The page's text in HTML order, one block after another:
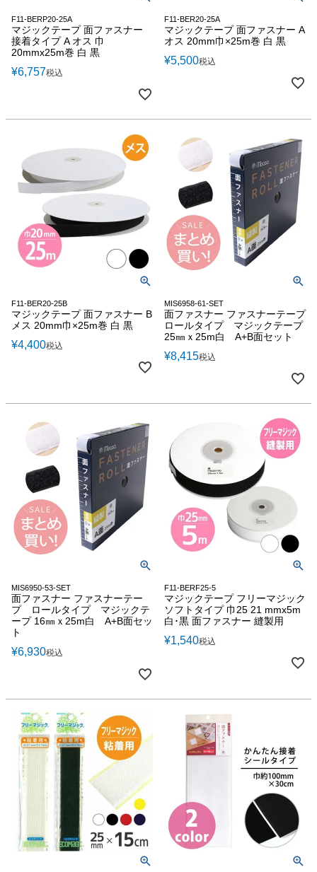
F11-BERP20-25A
マジックテープ 面ファスナー
接着タイプ A オス 巾
20mmx25m巻 白 黒
¥6,757税込
F11-BER20-25A
マジックテープ 面ファスナー A
オス 20mm巾×25m巻 白 黒
¥5,500税込
F11-BER20-25B
マジックテープ 面ファスナー B
メス 20mm巾×25m巻 白 黒
¥4,400税込
MIS6958-61-SET
面ファスナー ファスナーテープ
ロールタイプ マジックテープ
25㎜ｘ25m白 A+B面セット
¥8,415税込
MIS6950-53-SET
面ファスナー ファスナーテー
プ ロールタイプ マジックテ
ープ 16㎜ｘ25m白 A+B面セッ
ト
¥6,930税込
F11-BERF25-5
マジックテープ フリーマジック
ソフトタイプ 巾25 21 mmx5m
白･黒 面ファスナー 縫製用
¥1,540税込